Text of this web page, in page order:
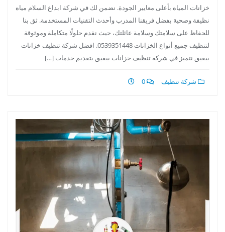
خزانات المياه بأعلى معايير الجودة. نضمن لك في شركة ابداع السلام مياه
نظيفة وصحية بفضل فريقنا المدرب وأحدث التقنيات المستخدمة. ثق بنا
للحفاظ على سلامتك وسلامة عائلتك، حيث نقدم حلولًا متكاملة وموثوقة
لتنظيف جميع أنواع الخزانات 0539351448. افضل شركة تنظيف خزانات
ببقيق نتميز في شركة تنظيف خزانات ببقيق بتقديم خدمات […]
شركة تنظيف